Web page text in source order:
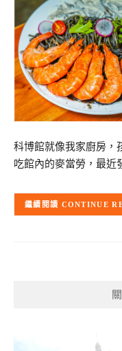
科博館就像我家廚房，
吃館內的麥當勞，最
CONTINUE